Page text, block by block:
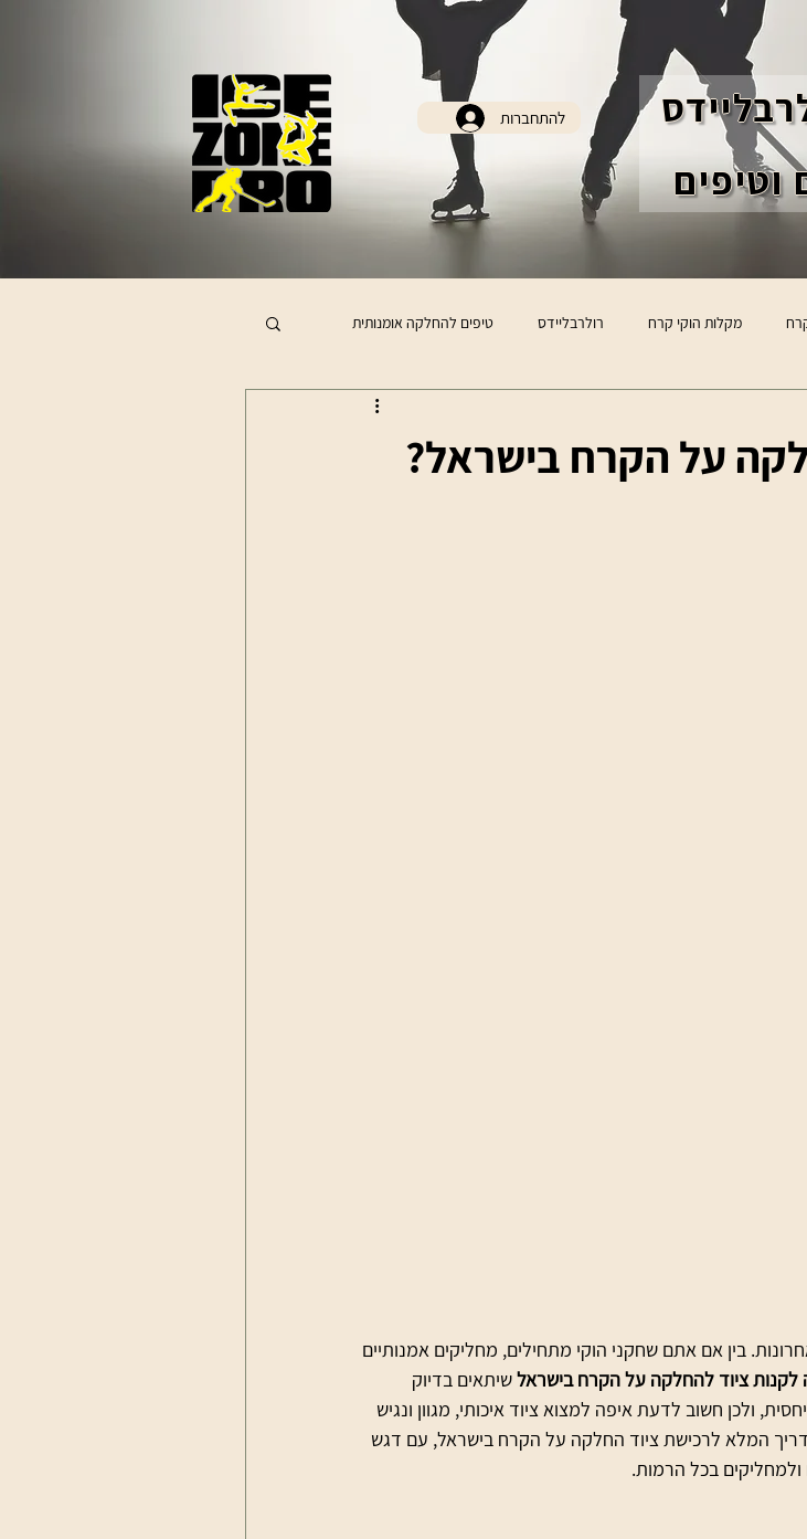
וטיפים
להתחברות
מקלות הוקי קרח רולרבליידס טיפים להחלקה אומנותית
על הקרח בישראל?
בין אם אתם שחקני הוקי מתחילים, מחליקים אמנותיים
לקנות ציוד להחלקה על הקרח בישראל שיתאים בדיוק
ולכן חשוב לדעת איפה למצוא ציוד איכותי, מגוון ונגיש
המלא לרכישת ציוד החלקה על הקרח בישראל, עם דגש
ולמחליקים בכל הרמות.